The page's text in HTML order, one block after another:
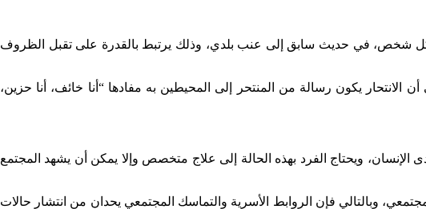
كل شخص، في حديث سابق إلى عنب بلدي، وذلك يرتبط بالقدرة على تقبل الظروف
يكون رسالة من المنتحر إلى المحيطين به مفادها “أنا خائف، أنا حزين،
ويحتاج الفرد بهذه الحالة إلى علاج متخصص وإلا يمكن أن يشهد المجتمع
وبالتالي فإن الروابط الأسرية والتماسك المجتمعي يحدان من انتشار حالات